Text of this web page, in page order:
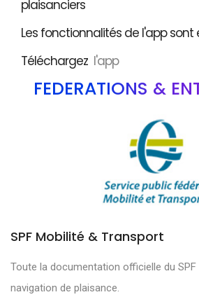
plaisanciers
Les fonctionnalités de l'app sont
Téléchargez l'app
SPF Mobilité & Transport
Toute la documentation officielle du
navigation de plaisance.
FÉDÉRATIONS &